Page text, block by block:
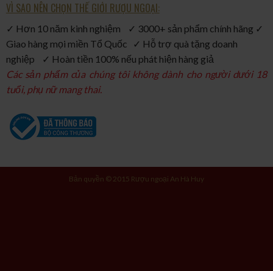
VÌ SAO NÊN CHỌN THẾ GIỚI RƯỢU NGOẠI:
✓ Hơn 10 năm kinh nghiệm ✓ 3000+ sản phẩm chính hãng ✓
Giao hàng mọi miền Tổ Quốc ✓ Hỗ trợ quà tặng doanh
nghiệp ✓ Hoàn tiền 100% nếu phát hiện hàng giả
Các sản phẩm của chúng tôi không dành cho người dưới 18
tuổi, phụ nữ mang thai.
Bản quyền © 2015 Rượu ngoại An Hà Huy